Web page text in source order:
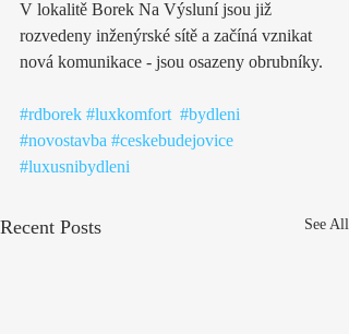
V lokalitě Borek Na Výsluní jsou již
rozvedeny inženýrské sítě a začíná vznikat
nová komunikace - jsou osazeny obrubníky.
#rdborek #luxkomfort #bydleni
#novostavba #ceskebudejovice
#luxusnibydleni
Recent Posts See All